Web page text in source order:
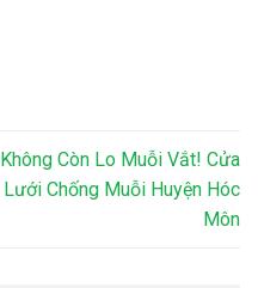
Không Còn Lo Muỗi Vắt! Cửa
Lưới Chống Muỗi Huyện Hóc
Môn